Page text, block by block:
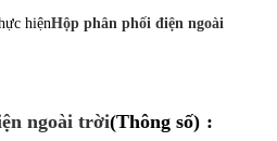
hiệnHộp phân phối điện ngoài
ngoài trời(Thông số) :